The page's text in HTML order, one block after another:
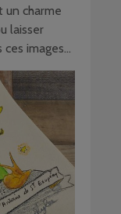
charme
laisser
images…